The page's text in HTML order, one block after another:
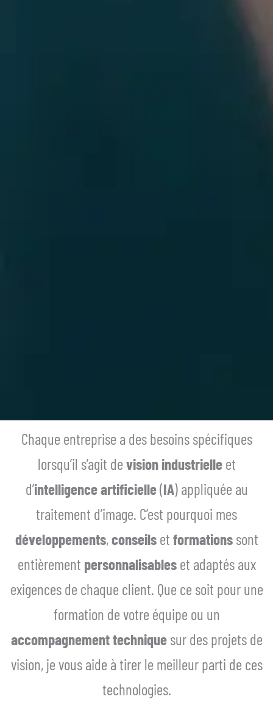
Chaque entreprise a des besoins spécifiques
lorsqu’il s’agit de vision industrielleet
d’intelligence artificielle(IA) appliquée au
traitement d’image. C’est pourquoi mes
développements,conseilset formationssont
entièrement personnalisableset adaptés aux
exigences de chaque client. Que ce soit pour une
formation de votre équipe ou un
accompagnement techniquesur des projets de
vision, je vous aide à tirer le meilleur parti de ces
technologies.​